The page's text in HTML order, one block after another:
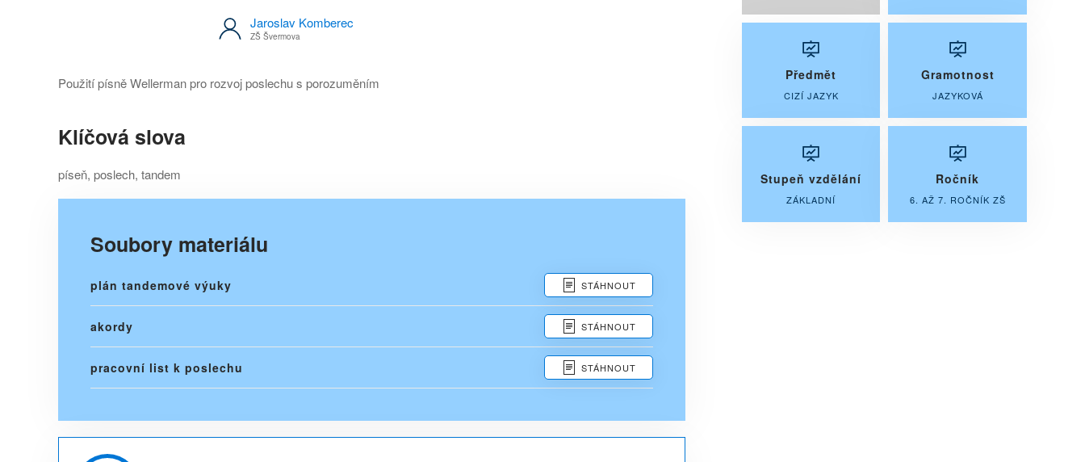
Jaroslav Komberec
ZŠ Švermova
Použití písně Wellerman pro rozvoj poslechu s porozuměním
Klíčová slova
píseň, poslech, tandem
Soubory materiálu
plán tandemové výuky STÁHNOUT
akordy STÁHNOUT
pracovní list k poslechu STÁHNOUT
Předmět
CIZÍ JAZYK
Gramotnost
JAZYKOVÁ
Stupeň vzdělání
ZÁKLADNÍ
Ročník
6. AŽ 7. ROČNÍK ZŠ